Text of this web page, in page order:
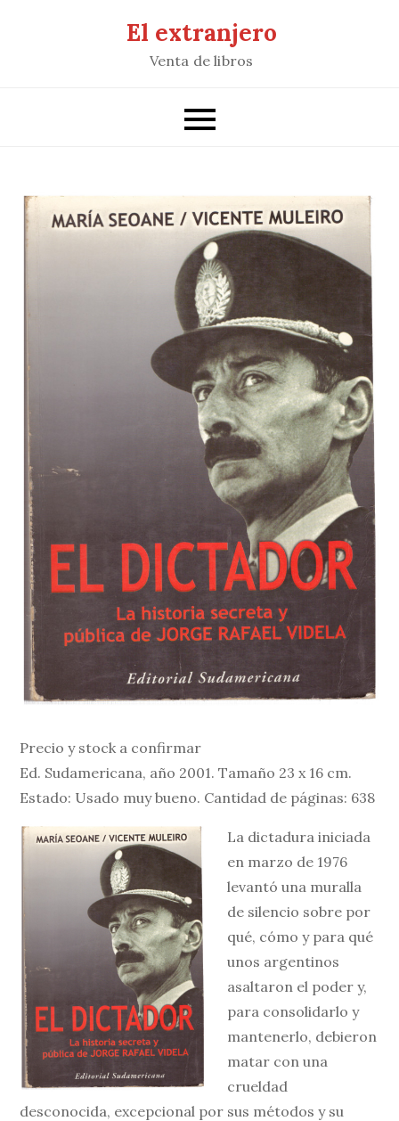
El extranjero
Venta de libros
Precio y stock a confirmar
Ed. Sudamericana, año 2001. Tamaño 23 x 16 cm.
Estado: Usado muy bueno. Cantidad de páginas: 638
La dictadura iniciada
en marzo de 1976
levantó una muralla
de silencio sobre por
qué, cómo y para qué
unos argentinos
asaltaron el poder y,
para consolidarlo y
mantenerlo, debieron
matar con una
crueldad
desconocida, excepcional por sus métodos y su